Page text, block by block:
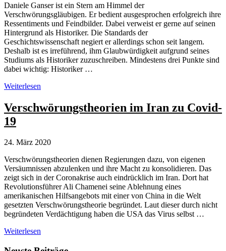
Daniele Ganser ist ein Stern am Himmel der
Verschwörungsgläubigen. Er bedient ausgesprochen erfolgreich ihre
Ressentiments und Feindbilder. Dabei verweist er gerne auf seinen
Hintergrund als Historiker. Die Standards der
Geschichtswissenschaft negiert er allerdings schon seit langem.
Deshalb ist es irreführend, ihm Glaubwürdigkeit aufgrund seines
Studiums als Historiker zuzuschreiben. Mindestens drei Punkte sind
dabei wichtig: Historiker …
Weshalb
Ganser
als
Historiker
ist
Weiterlesen
Verschwörungstheorien im Iran zu Covid-
19
24. März 2020
Verschwörungstheorien dienen Regierungen dazu, von eigenen
Versäumnissen abzulenken und ihre Macht zu konsolidieren. Das
zeigt sich in der Coronakrise auch eindrücklich im Iran. Dort hat
Revolutionsführer Ali Chamenei seine Ablehnung eines
amerikanischen Hilfsangebots mit einer von China in die Welt
gesetzten Verschwörungstheorie begründet. Laut dieser durch nicht
begründeten Verdächtigung haben die USA das Virus selbst …
Verschwörungstheorien
Iran
Weiterlesen